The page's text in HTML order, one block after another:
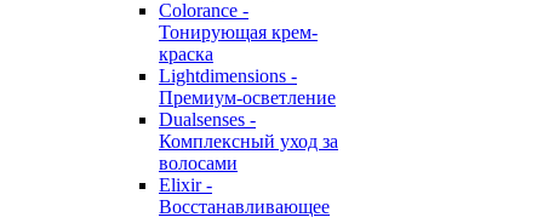
Colorance -
Тонирующая крем-
краска
Lightdimensions -
Премиум-осветление
Dualsenses -
Комплексный уход за
волосами
Elixir -
Восстанавливающее